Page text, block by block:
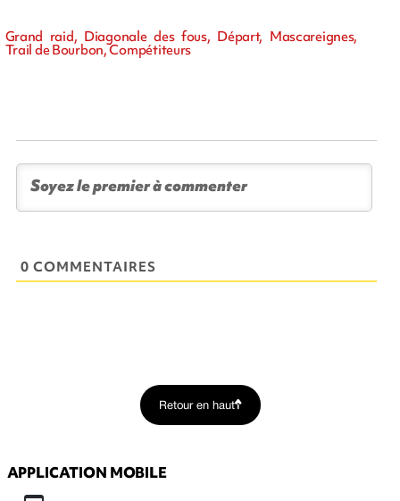
Grand raid, Diagonale des fous, Départ, Mascareignes,
Trail de Bourbon, Compétiteurs
0 COMMENTAIRES
Retour en haut
APPLICATION MOBILE